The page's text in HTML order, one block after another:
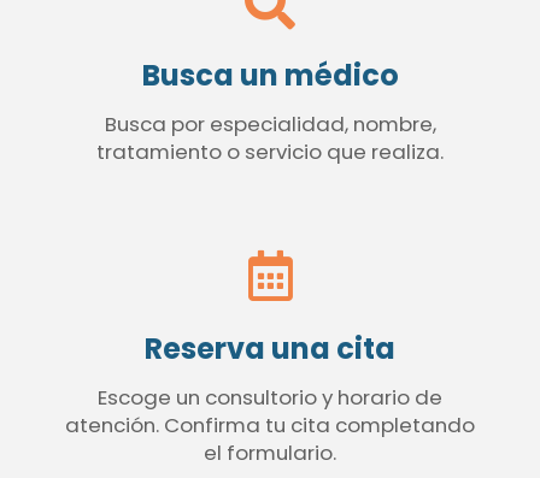
Busca un médico
Busca por especialidad, nombre,
tratamiento o servicio que realiza.
Reserva una cita
Escoge un consultorio y horario de
atención. Confirma tu cita completando
el formulario.